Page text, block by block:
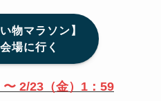
物マラソン】
場に行く
2/23（金）1：59